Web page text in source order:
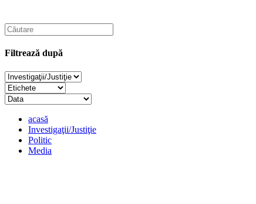
Filtrează după
acasă
Investigaţii/Justiţie
Politic
Media